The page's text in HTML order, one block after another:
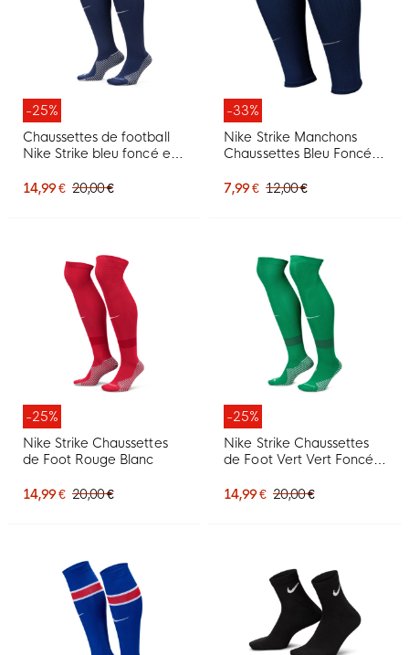
-25%
Chaussettes de football
Nike Strike bleu foncé et
14,99 € 20,00 €
-33%
Nike Strike Manchons
Chaussettes Bleu Foncé
7,99 € 12,00 €
-25%
Nike Strike Chaussettes
de Foot Rouge Blanc
14,99 € 20,00 €
-25%
Nike Strike Chaussettes
de Foot Vert Vert Foncé
14,99 € 20,00 €